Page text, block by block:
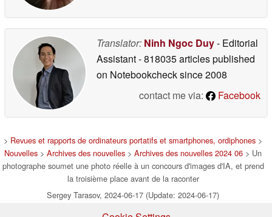
Translator: Ninh Ngoc Duy- Editorial
Assistant- 818035 articles published
on Notebookchecksince 2008
contact me via:
Facebook
> Revues et rapports de ordinateurs portatifs et smartphones, ordiphones >
Nouvelles > Archives des nouvelles > Archives des nouvelles 2024 06 > Un
photographe soumet une photo réelle à un concours d'images d'IA, et prend
la troisième place avant de la raconter
Sergey Tarasov, 2024-06-17 (Update: 2024-06-17)